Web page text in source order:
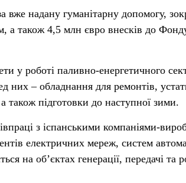
вже надану гуманітарну допомогу,
а також 4,5 млн євро внесків до
у роботі паливно-енергетичного
них – обладнання для ремонтів,
також підготовки до наступної зими.
з іспанськими компаніями-
електричних мереж, систем
на об’єктах генерації, передачі та